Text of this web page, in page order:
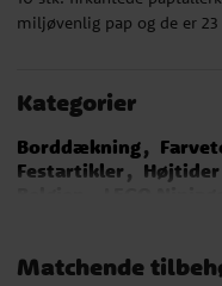
miljøvenlig pap og de er
Kategorier
Borddækning
Festartikler
Højtider
Matchende